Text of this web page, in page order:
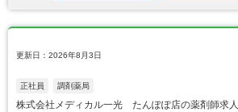
更新日：2026年8月3日
正社員 調剤薬局
株式会社メディカル一光 たんぽぽ店の薬剤師求人